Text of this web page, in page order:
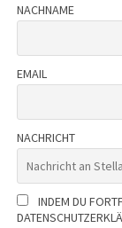
NACHNAME
EMAIL
NACHRICHT
INDEM DU